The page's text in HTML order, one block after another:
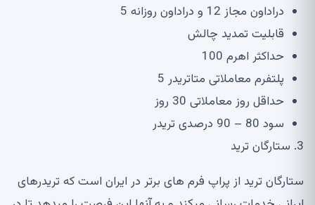
دراداون مجاز
و دراداون روزانه
قابلیت تمدید چالش
حداکثر اهرم
پلتفرم معاملاتی متاتریدر
حداقل روز معاملاتی
روز
سود
درصدی تریدر
3. ستارگان ترید
ستارگان ترید از پراپ فرم های برتر در ایران است که تریدرهای